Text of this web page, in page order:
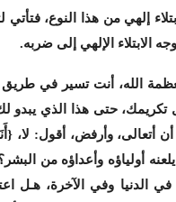
إلهي من هذا النوع،
الابتلاء الإلهي إلى ضربه.
الله، أنت تسير في طريق
حتى هذا الذي يبدو
أتعالى، وأرفض، أقول: لا،
أولياؤه وأعداؤه من
الدنيا وفي الآخرة، هـل